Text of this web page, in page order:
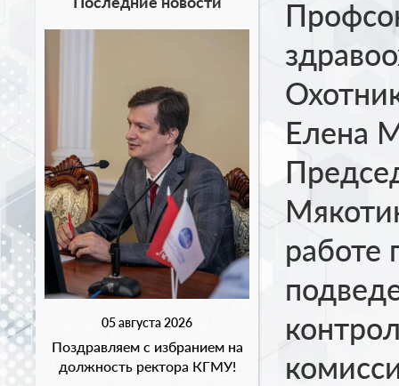
05 августа 2026
Поздравляем с избранием на
должность ректора КГМУ!
Елена
работе